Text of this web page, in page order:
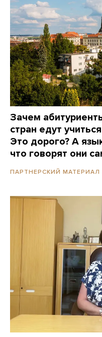
Зачем
стран едут
Это дорого? А
что говорят они
ПАРТНЕРСКИЙ МАТЕРИАЛ